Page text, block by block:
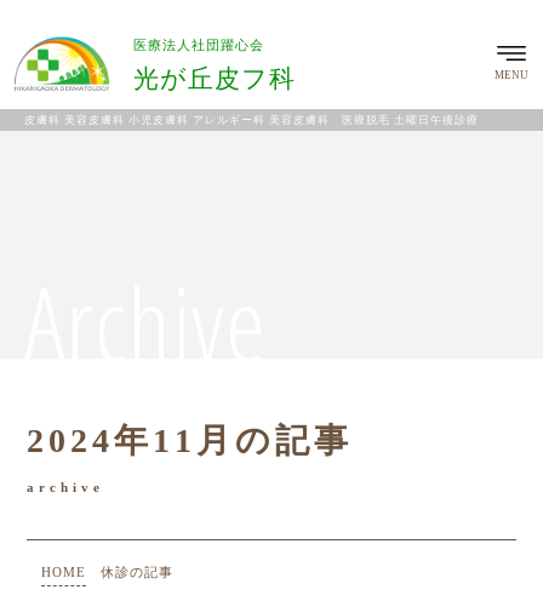
皮膚科 美容皮膚科 小児皮膚科 アレルギー科 美容皮膚科 医療脱毛 土曜日午後診療
医療法人社団躍心会
光が丘皮フ科 MENU
2024年11月の記事
archive
HOME 休診の記事